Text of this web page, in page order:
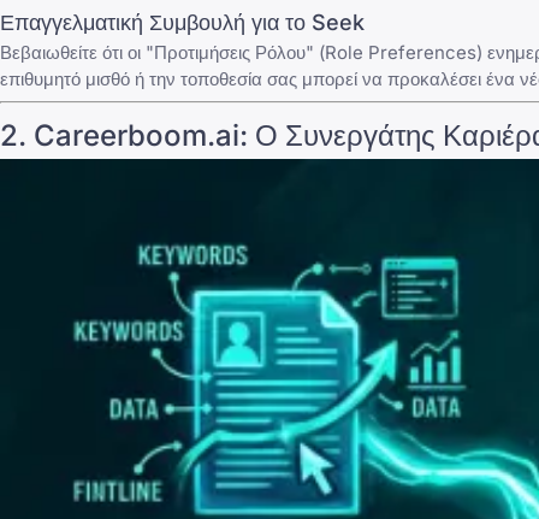
Επαγγελματική Συμβουλή για το Seek
Βεβαιωθείτε ότι οι "Προτιμήσεις Ρόλου" (Role Preferences)
επιθυμητό μισθό ή την τοποθεσία σας μπορεί να προκαλέσει
2. Careerboom.ai: Ο Συνεργάτης